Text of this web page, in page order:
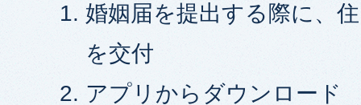
婚姻届を提出する際に、
を交付
アプリからダウンロード